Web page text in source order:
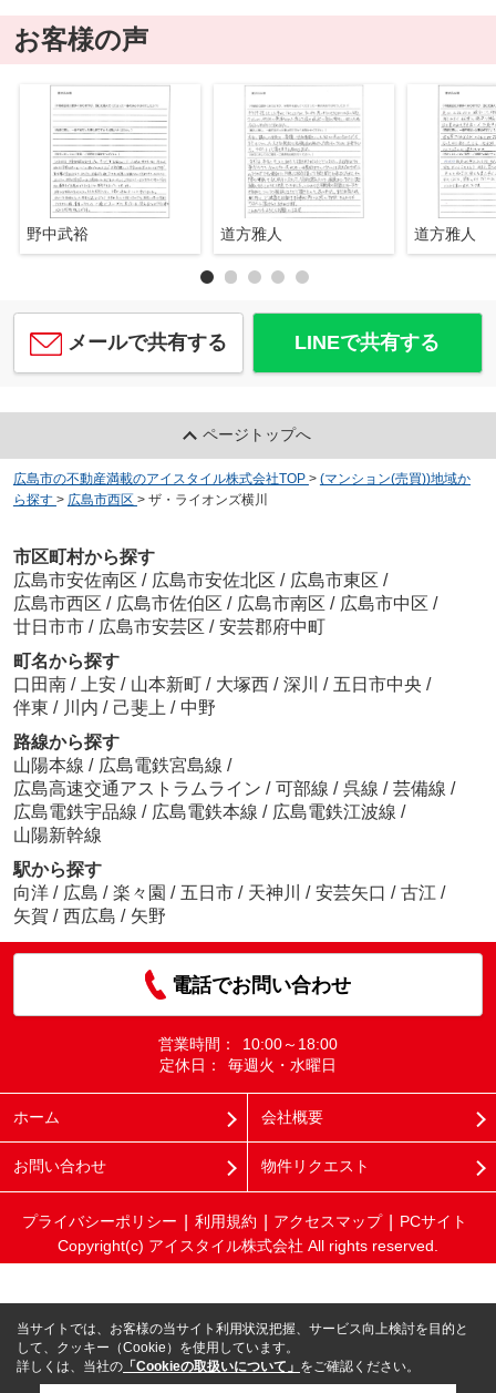
お客様の声
野中武裕 道方雅人 道方雅人
メールで共有する LINEで共有する
ページトップへ
広島市の不動産満載のアイスタイル株式会社TOP > (マンション(売買))地域か
ら探す > 広島市西区 > ザ・ライオンズ横川
市区町村から探す
広島市安佐南区 / 広島市安佐北区 / 広島市東区 /
広島市西区 / 広島市佐伯区 / 広島市南区 / 広島市中区 /
廿日市市 / 広島市安芸区 / 安芸郡府中町
町名から探す
口田南 / 上安 / 山本新町 / 大塚西 / 深川 / 五日市中央 /
伴東 / 川内 / 己斐上 / 中野
路線から探す
山陽本線 / 広島電鉄宮島線 /
広島高速交通アストラムライン / 可部線 / 呉線 / 芸備線 /
広島電鉄宇品線 / 広島電鉄本線 / 広島電鉄江波線 /
山陽新幹線
駅から探す
向洋 / 広島 / 楽々園 / 五日市 / 天神川 / 安芸矢口 / 古江 /
矢賀 / 西広島 / 矢野
電話でお問い合わせ
営業時間：
10:00～18:00
定休日：
毎週火・水曜日
ホーム 会社概要
お問い合わせ 物件リクエスト
プライバシーポリシー 利用規約 アクセスマップ
PCサイト
Copyright(c) アイスタイル株式会社 All rights reserved.
当サイトでは、お客様の当サイト利用状況把握、サービス向上検討を目的と
して、クッキー（Cookie）を使用しています。
詳しくは、当社の 「Cookieの取扱いについて」 をご確認ください。